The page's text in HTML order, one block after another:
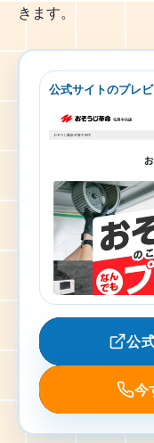
きます。
公式サイトのプレ
公
今